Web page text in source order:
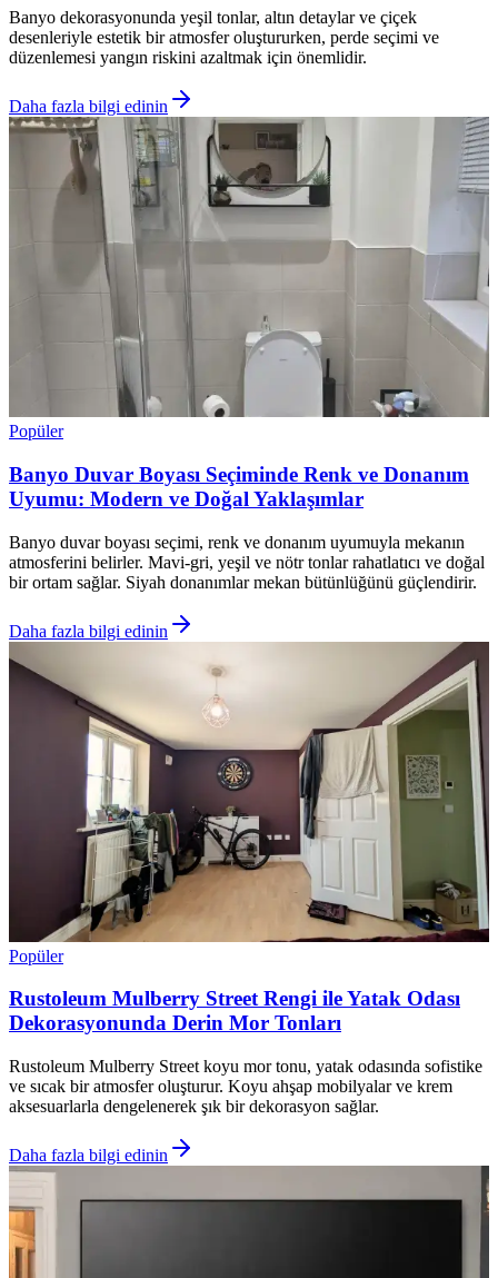
Banyo dekorasyonunda yeşil tonlar, altın detaylar ve çiçek
desenleriyle estetik bir atmosfer oluştururken, perde seçimi ve
düzenlemesi yangın riskini azaltmak için önemlidir.
Daha fazla bilgi edinin
Popüler
Banyo Duvar Boyası Seçiminde Renk ve Donanım
Uyumu: Modern ve Doğal Yaklaşımlar
Banyo duvar boyası seçimi, renk ve donanım uyumuyla mekanın
atmosferini belirler. Mavi-gri, yeşil ve nötr tonlar rahatlatıcı ve doğal
bir ortam sağlar. Siyah donanımlar mekan bütünlüğünü güçlendirir.
Daha fazla bilgi edinin
Popüler
Rustoleum Mulberry Street Rengi ile Yatak Odası
Dekorasyonunda Derin Mor Tonları
Rustoleum Mulberry Street koyu mor tonu, yatak odasında sofistike
ve sıcak bir atmosfer oluşturur. Koyu ahşap mobilyalar ve krem
aksesuarlarla dengelenerek şık bir dekorasyon sağlar.
Daha fazla bilgi edinin